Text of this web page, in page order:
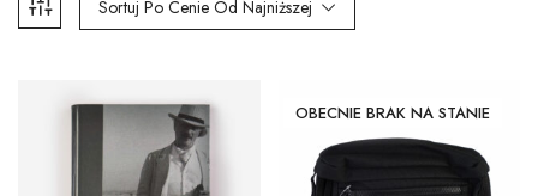
Sortuj Po Cenie Od Najniższej
OBECNIE BRAK NA STANIE